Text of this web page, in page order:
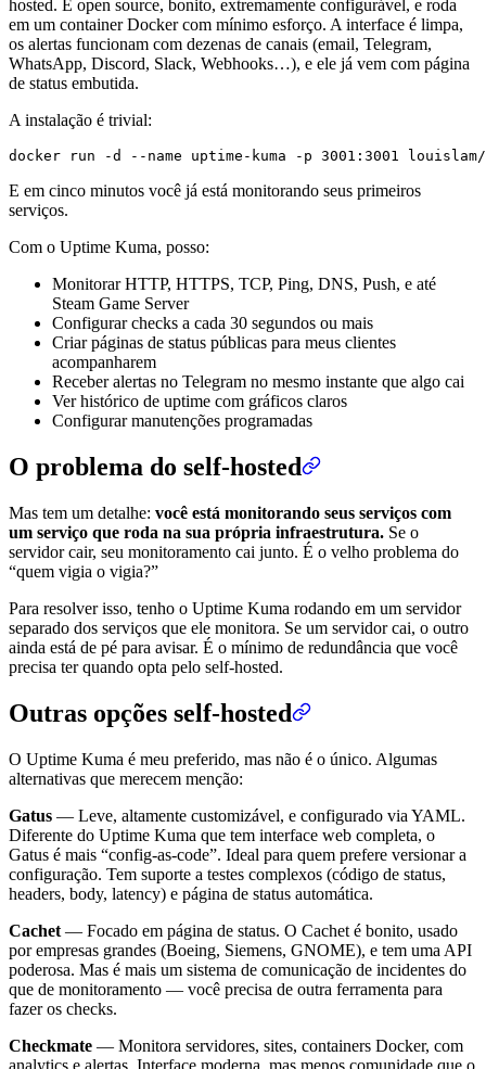
hosted. É open source, bonito, extremamente configurável, e roda
em um container Docker com mínimo esforço. A interface é limpa,
os alertas funcionam com dezenas de canais (email, Telegram,
WhatsApp, Discord, Slack, Webhooks…), e ele já vem com página
de status embutida.
A instalação é trivial:
E em cinco minutos você já está monitorando seus primeiros
serviços.
Com o Uptime Kuma, posso:
Monitorar HTTP, HTTPS, TCP, Ping, DNS, Push, e até
Steam Game Server
Configurar checks a cada 30 segundos ou mais
Criar páginas de status públicas para meus clientes
acompanharem
Receber alertas no Telegram no mesmo instante que algo cai
Ver histórico de uptime com gráficos claros
Configurar manutenções programadas
O problema do self-hosted
Mas tem um detalhe: você está monitorando seus serviços com
um serviço que roda na sua própria infraestrutura. Se o
servidor cair, seu monitoramento cai junto. É o velho problema do
“quem vigia o vigia?”
Para resolver isso, tenho o Uptime Kuma rodando em um servidor
separado dos serviços que ele monitora. Se um servidor cai, o outro
ainda está de pé para avisar. É o mínimo de redundância que você
precisa ter quando opta pelo self-hosted.
Outras opções self-hosted
O Uptime Kuma é meu preferido, mas não é o único. Algumas
alternativas que merecem menção:
Gatus — Leve, altamente customizável, e configurado via YAML.
Diferente do Uptime Kuma que tem interface web completa, o
Gatus é mais “config-as-code”. Ideal para quem prefere versionar a
configuração. Tem suporte a testes complexos (código de status,
headers, body, latency) e página de status automática.
Cachet — Focado em página de status. O Cachet é bonito, usado
por empresas grandes (Boeing, Siemens, GNOME), e tem uma API
poderosa. Mas é mais um sistema de comunicação de incidentes do
que de monitoramento — você precisa de outra ferramenta para
fazer os checks.
Checkmate — Monitora servidores, sites, containers Docker, com
analytics e alertas. Interface moderna, mas menos comunidade que o